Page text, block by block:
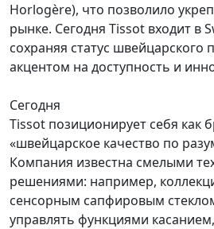
Horlogère), что позволило
рынке. Сегодня Tissot входит в
сохраняя статус швейцарского
акцентом на доступность и
Сегодня
Tissot позиционирует себя как
«швейцарское качество по
Компания известна смелыми
решениями: например,
сенсорным сапфировым
управлять функциями